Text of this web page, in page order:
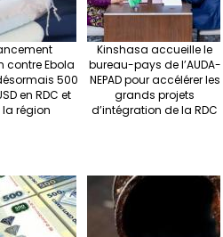
contre Ebola
500
en RDC et
région
Kinshasa accueille le
bureau-pays de l’AUDA-
NEPAD pour accélérer les
grands projets
d’intégration de la RDC